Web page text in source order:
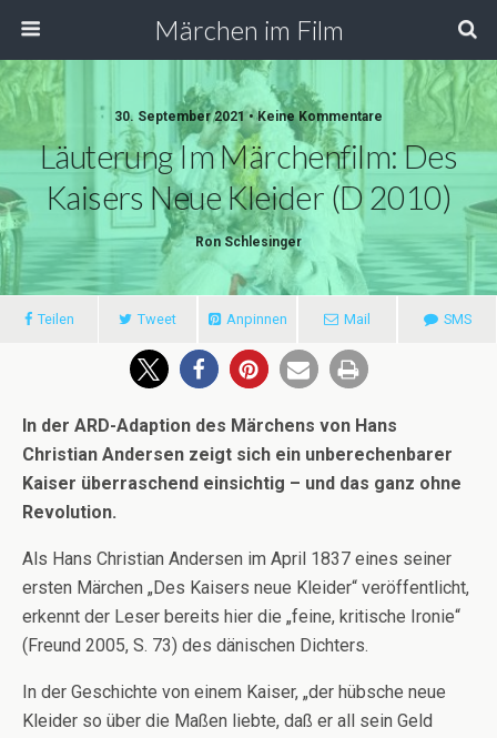
Märchen im Film
30. September 2021 • Keine Kommentare
Läuterung Im Märchenfilm: Des
Kaisers Neue Kleider (D 2010)
Ron Schlesinger
Teilen Tweet Anpinnen Mail SMS
In der ARD-Adaption des Märchens von Hans
Christian Andersen zeigt sich ein unberechenbarer
Kaiser überraschend einsichtig – und das ganz ohne
Revolution.
Als Hans Christian Andersen im April 1837 eines seiner
ersten Märchen „Des Kaisers neue Kleider“ veröffentlicht,
erkennt der Leser bereits hier die „feine, kritische Ironie“
(Freund 2005, S. 73) des dänischen Dichters.
In der Geschichte von einem Kaiser, „der hübsche neue
Kleider so über die Maßen liebte, daß er all sein Geld